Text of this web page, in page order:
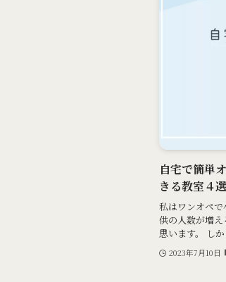
自宅で簡単
きる教室４選
私はワンオペ
供の人数が増
思います。 し
2023年7月10日